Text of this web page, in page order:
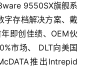
9550SX旗舰系
字存档解决方案、戴
即创佳绩、OEM伙
市场、 DLT向美国
推出Intrepid